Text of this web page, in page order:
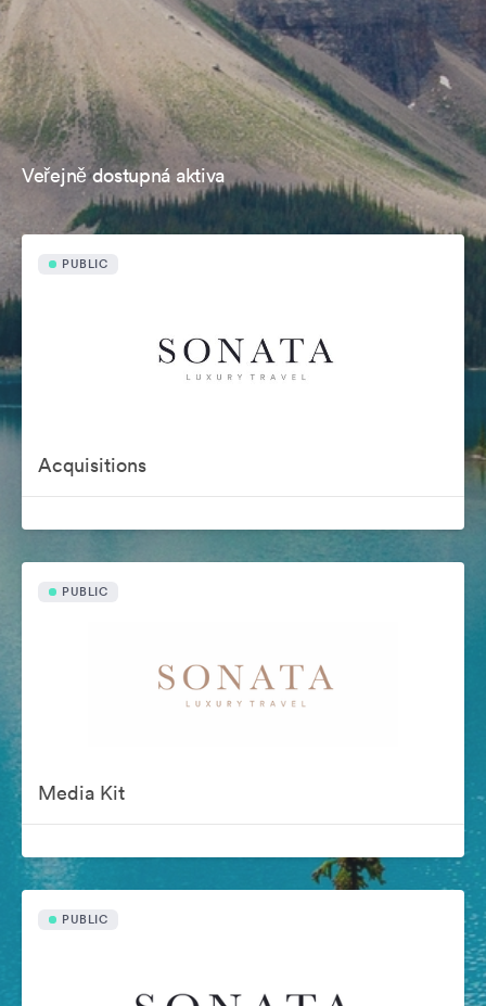
Veřejně dostupná aktiva
PUBLIC
Acquisitions
PUBLIC
Media Kit
PUBLIC